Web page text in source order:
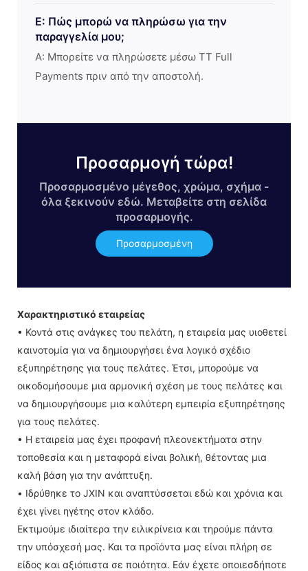
Ε: Πώς μπορώ να πληρώσω για την
παραγγελία μου;
Α: Μπορείτε να πληρώσετε μέσω TT Full
Payments πριν από την αποστολή.
Προσαρμογή τώρα!
Προσαρμοσμένο μέγεθος, χρώμα, σχήμα -
όλα ξεκινούν εδώ. Μεταβείτε στη σελίδα
προσαρμογής.
Προσαρμοσμένη
Χαρακτηριστικό εταιρείας
• Κοντά στις ανάγκες του πελάτη, η εταιρεία μας υιοθετεί
καινοτομία για να δημιουργήσει ένα λογικό σχέδιο
εξυπηρέτησης για τους πελάτες. Έτσι, μπορούμε να
οικοδομήσουμε μια αρμονική σχέση με τους πελάτες και
να δημιουργήσουμε μια καλύτερη εμπειρία εξυπηρέτησης
για τους πελάτες.
• Η εταιρεία μας έχει προφανή πλεονεκτήματα στην
τοποθεσία και η μεταφορά είναι βολική, θέτοντας μια
καλή βάση για την ανάπτυξη.
• Ιδρύθηκε το JXIN και αναπτύσσεται εδώ και χρόνια και
έχει γίνει ηγέτης στον κλάδο.
Εκτιμούμε ιδιαίτερα την ειλικρίνεια και τηρούμε πάντα
την υπόσχεσή μας. Και τα προϊόντα μας είναι πλήρη σε
είδος και αξιόπιστα σε ποιότητα. Εάν έχετε οποιεσδήποτε